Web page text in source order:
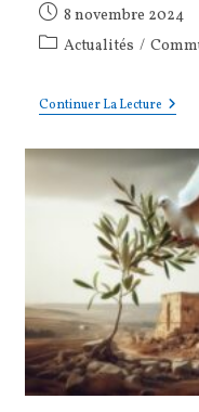
Publication
publiée :
8 novembre 2024
PostActualités /
Continuer La Lecture
Des
Pour
La